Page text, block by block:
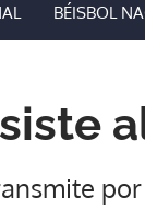
BÉISBOL